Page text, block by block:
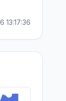
13:17:36